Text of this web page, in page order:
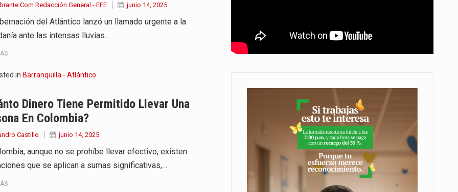
Redacción General - EFE junio 14, 2025
del Atlántico lanzó un llamado urgente a la
ante las intensas lluvias…
in Barranquilla - Atlántico
Dinero Tiene Permitido Llevar Una
En Colombia?
Castillo junio 14, 2025
aunque no se prohíbe llevar efectivo, existen
que se aplican a sumas significativas,…